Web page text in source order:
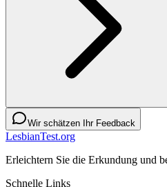
Wir schätzen Ihr Feedback
LesbianTest.org
Erleichtern Sie die Erkundung und
Schnelle Links